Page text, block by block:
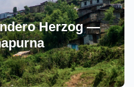
Herzog —